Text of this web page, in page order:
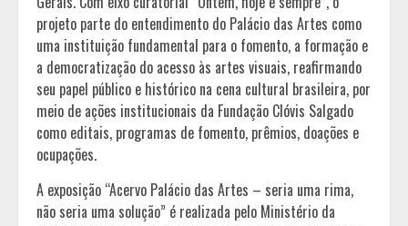
projeto parte do entendimento do Palácio das Artes como
uma instituição fundamental para o fomento, a formação e
a democratização do acesso às artes visuais, reafirmando
seu papel público e histórico na cena cultural brasileira, por
meio de ações institucionais da Fundação Clóvis Salgado
como editais, programas de fomento, prêmios, doações e
ocupações.
A exposição “Acervo Palácio das Artes – seria uma rima,
não seria uma solução” é realizada pelo Ministério da